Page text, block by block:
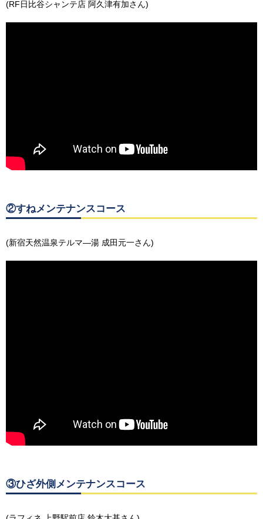
(RF日比谷シャンテ店 阿久津有加さん)
②すねメンテナンスコース
(新宿天然温泉テルマ―湯 成田元一さん)
③ひざ外側メンテナンスコース